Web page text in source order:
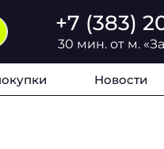
+7 (383)
30 мин. от м.
Новости